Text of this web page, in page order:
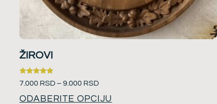
ŽIROVI
Ocenjeno
sa
od 5
7.000 RSD– 9.000 RSD
ODABERITE OPCIJU